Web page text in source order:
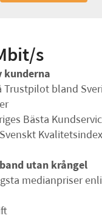
s
kunderna
Trustpilot bland
Bästa
Kvalitetsindex
utan krångel
medianpriser